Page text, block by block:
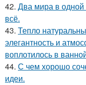
42. Два мира в одной
всё.
43. Тепло
элегантность и
воплотилось в
44. С чем хорошо
идеи.